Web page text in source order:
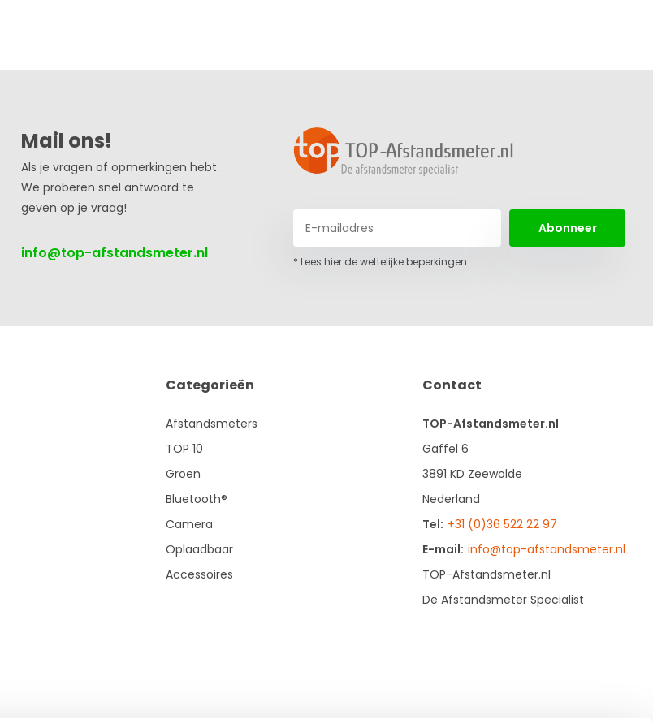
Mail ons!
Als je vragen of opmerkingen hebt.
We proberen snel antwoord te
geven op je vraag!
info@top-afstandsmeter.nl
Abonneer
* Lees hier de wettelijke beperkingen
Categorieën
Afstandsmeters
TOP 10
Groen
Bluetooth®
Camera
Oplaadbaar
Accessoires
Contact
TOP-Afstandsmeter.nl
Gaffel 6
3891 KD Zeewolde
Nederland
Tel: +31 (0)36 522 22 97
E-mail: info@top-afstandsmeter.nl
TOP-Afstandsmeter.nl
De Afstandsmeter Specialist